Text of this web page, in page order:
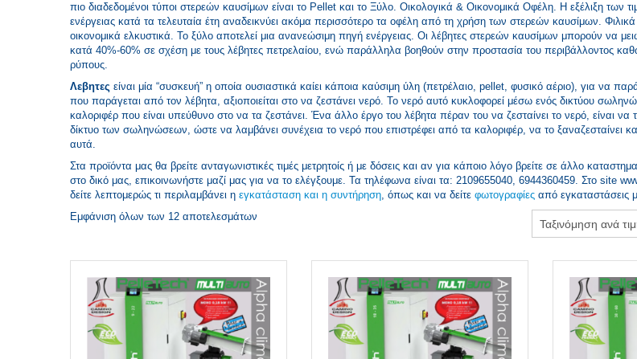
πιο διαδεδομένοι τύποι στερεών καυσίμων είναι το Pellet και το Ξύλο. Οικολογικά & Οικονομικά Οφέλη. Η εξέλιξη των
ενέργειας κατά τα τελευταία έτη αναδεικνύει ακόμα περισσότερο τα οφέλη από τη χρήση των στερεών καυσίμων.
οικονομικά ελκυστικά. Το ξύλο αποτελεί μια ανανεώσιμη πηγή ενέργειας. Οι λέβητες στερεών καυσίμων μπορούν να
κατά 40%-60% σε σχέση με τους λέβητες πετρελαίου, ενώ παράλληλα βοηθούν στην προστασία του περιβάλλοντος
ρύπους.
Λεβητες είναι μία “συσκευή” η οποία ουσιαστικά καίει κάποια καύσιμη ύλη (πετρέλαιο, pellet, φυσικό αέριο), για να
που παράγεται από τον λέβητα, αξιοποιείται στο να ζεστάνει νερό. Το νερό αυτό κυκλοφορεί μέσω ενός δικτύου
καλοριφέρ που είναι υπεύθυνο στο να τα ζεστάνει. Ένα άλλο έργο του λέβητα πέραν του να ζεσταίνει το νερό, είναι να
δίκτυο των σωληνώσεων, ώστε να λαμβάνει συνέχεια το νερό που επιστρέφει από τα καλοριφέρ, να το ξαναζεσταίνει
αυτά.
Στα προϊόντα μας θα βρείτε ανταγωνιστικές τιμές μετρητοίς ή με δόσεις και αν για κάποιο λόγο βρείτε σε άλλο
στο δικό μας, επικοινωνήστε μαζί μας για να το ελέγξουμε. Τα τηλέφωνα είναι τα: 2109655040, 6944360459. Στο site
δείτε λεπτομερώς τι περιλαμβάνει η εγκατάσταση και η συντήρηση, όπως και να δείτε φωτογραφίες από εγκαταστάσεις
Εμφάνιση όλων των 12 αποτελεσμάτων